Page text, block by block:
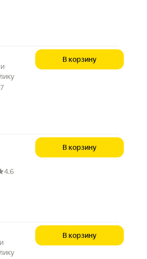
17246 ₽ вместо
В корзину
66253 ₽ вместо
4.6
В корзину
20358 ₽ вместо
В корзину